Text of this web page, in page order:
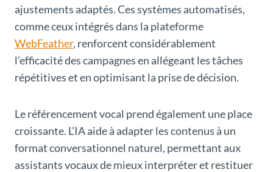
ajustements adaptés. Ces systèmes automatisés,
comme ceux intégrés dans la plateforme
WebFeather, renforcent considérablement
l’efficacité des campagnes en allégeant les tâches
répétitives et en optimisant la prise de décision.
Le référencement vocal prend également une place
croissante. L’IA aide à adapter les contenus à un
format conversationnel naturel, permettant aux
assistants vocaux de mieux interpréter et restituer